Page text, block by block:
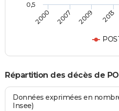
2000 2007 2009 2013
0,5
Répartition des décès de
Données exprimées en
Insee)